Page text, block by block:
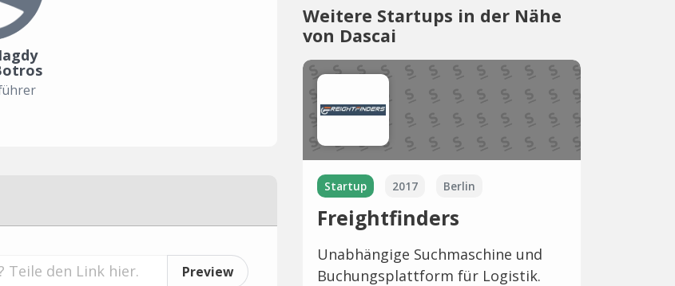
Preview
Weitere Startups in der Nähe
von Dascai
Startup 2017 Berlin
Freightfinders
Unabhängige Suchmaschine und
Buchungsplattform für Logistik.